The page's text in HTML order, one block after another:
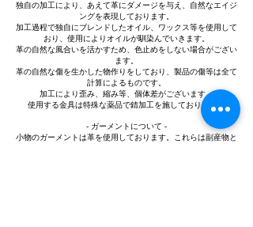
独自の加工により、あえて革にダメージを与え、自然なエイジ
ングを表現しております。
加工過程で独自にブレンドしたオイル、ワックス等を使用して
おり、使用によりオイルが馴染んでいきます。
革の自然な風合いを活かすため、色止めをしない場合がござい
ます。
革の自然な傷を生かした物作りをしており、製品の傷等は全て
計算によるものです。
加工により歪み、縮み等、個体差がございます。
​使用する金具は特殊な薬品で錆加工を施しております。
- ガーメントについて -
小物のガーメントは革を使用しております。これらは副産物と